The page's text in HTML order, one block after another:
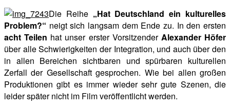
Die Reihe „Hat Deutschland ein kulturelles
Problem?“ neigt sich langsam dem Ende zu. In den ersten
acht Teilen hat unser erster Vorsitzender Alexander Höfer
über alle Schwierigkeiten der Integration, und auch über den
in allen Bereichen sichtbaren und spürbaren kulturellen
Zerfall der Gesellschaft gesprochen. Wie bei allen großen
Produktionen gibt es immer wieder sehr gute Szenen, die
leider später nicht im Film veröffentlicht werden.